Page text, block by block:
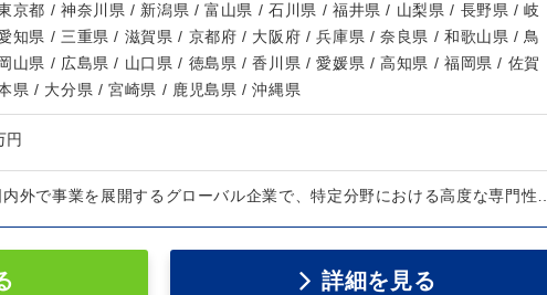
京都 / 神奈川県 / 新潟県 / 富山県 / 石川県 / 福井県 / 山梨県 / 長野県 / 岐
知県 / 三重県 / 滋賀県 / 京都府 / 大阪府 / 兵庫県 / 奈良県 / 和歌山県 / 鳥
山県 / 広島県 / 山口県 / 徳島県 / 香川県 / 愛媛県 / 高知県 / 福岡県 / 佐賀
県 / 大分県 / 宮崎県 / 鹿児島県 / 沖縄県
円
内外で事業を展開するグローバル企業で、特定分野における高度な専門性…
詳細を見る